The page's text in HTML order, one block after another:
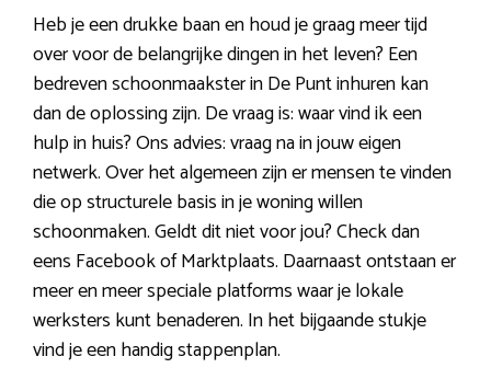
Heb je een drukke baan en houd je graag meer tijd
over voor de belangrijke dingen in het leven? Een
bedreven schoonmaakster in De Punt inhuren kan
dan de oplossing zijn. De vraag is: waar vind ik een
hulp in huis? Ons advies: vraag na in jouw eigen
netwerk. Over het algemeen zijn er mensen te vinden
die op structurele basis in je woning willen
schoonmaken. Geldt dit niet voor jou? Check dan
eens Facebook of Marktplaats. Daarnaast ontstaan er
meer en meer speciale platforms waar je lokale
werksters kunt benaderen. In het bijgaande stukje
vind je een handig stappenplan.